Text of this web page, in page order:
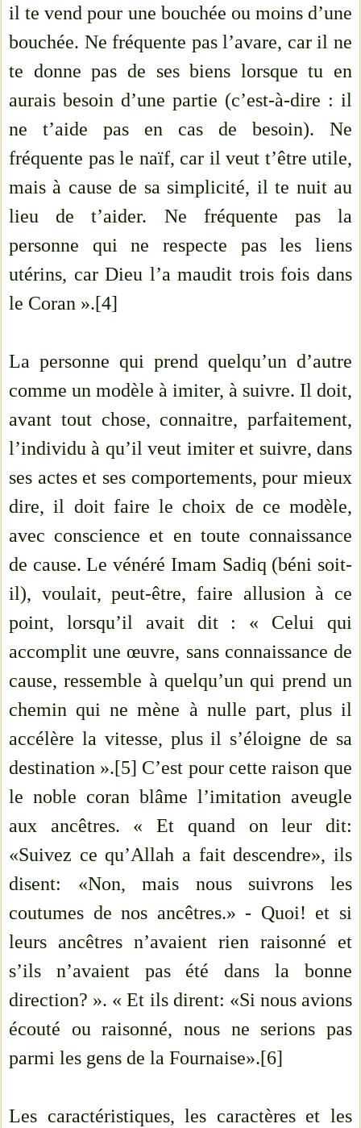
il te vend pour une bouchée ou moins d’une
bouchée. Ne fréquente pas l’avare, car il ne
te donne pas de ses biens lorsque tu en
aurais besoin d’une partie (c’est-à-dire : il
ne t’aide pas en cas de besoin). Ne
fréquente pas le naïf, car il veut t’être utile,
mais à cause de sa simplicité, il te nuit au
lieu de t’aider. Ne fréquente pas la
personne qui ne respecte pas les liens
utérins, car Dieu l’a maudit trois fois dans
le Coran ».[4]
La personne qui prend quelqu’un d’autre
comme un modèle à imiter, à suivre. Il doit,
avant tout chose, connaitre, parfaitement,
l’individu à qu’il veut imiter et suivre, dans
ses actes et ses comportements, pour mieux
dire, il doit faire le choix de ce modèle,
avec conscience et en toute connaissance
de cause. Le vénéré Imam Sadiq (béni soit-
il), voulait, peut-être, faire allusion à ce
point, lorsqu’il avait dit : « Celui qui
accomplit une œuvre, sans connaissance de
cause, ressemble à quelqu’un qui prend un
chemin qui ne mène à nulle part, plus il
accélère la vitesse, plus il s’éloigne de sa
destination ».[5] C’est pour cette raison que
le noble coran blâme l’imitation aveugle
aux ancêtres. « Et quand on leur dit:
«Suivez ce qu’Allah a fait descendre», ils
disent: «Non, mais nous suivrons les
coutumes de nos ancêtres.» - Quoi! et si
leurs ancêtres n’avaient rien raisonné et
s’ils n’avaient pas été dans la bonne
direction? ». « Et ils dirent: «Si nous avions
écouté ou raisonné, nous ne serions pas
parmi les gens de la Fournaise».[6]
Les caractéristiques, les caractères et les